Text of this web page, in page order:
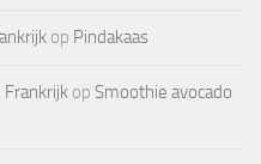
op Pindakaas
Frankrijk op Smoothie avocado